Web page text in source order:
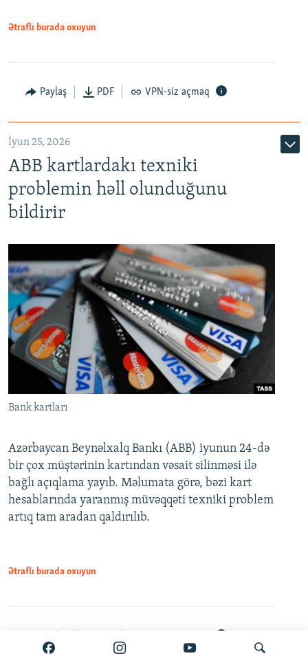
Auto 240p 360p 480p
720p 1080p
Ətraflı burada oxuyun
Paylaş PDF VPN-siz açmaq
İyun 25, 2026
ABB kartlardakı texniki
problemin həll olunduğunu
bildirir
Bank kartları
Azərbaycan Beynəlxalq Bankı (ABB) iyunun 24-də
bir çox müştərinin kartından vəsait silinməsi ilə
bağlı açıqlama yayıb. Məlumata görə, bəzi kart
hesablarında yaranmış müvəqqəti texniki problem
artıq tam aradan qaldırılıb.
Ətraflı burada oxuyun